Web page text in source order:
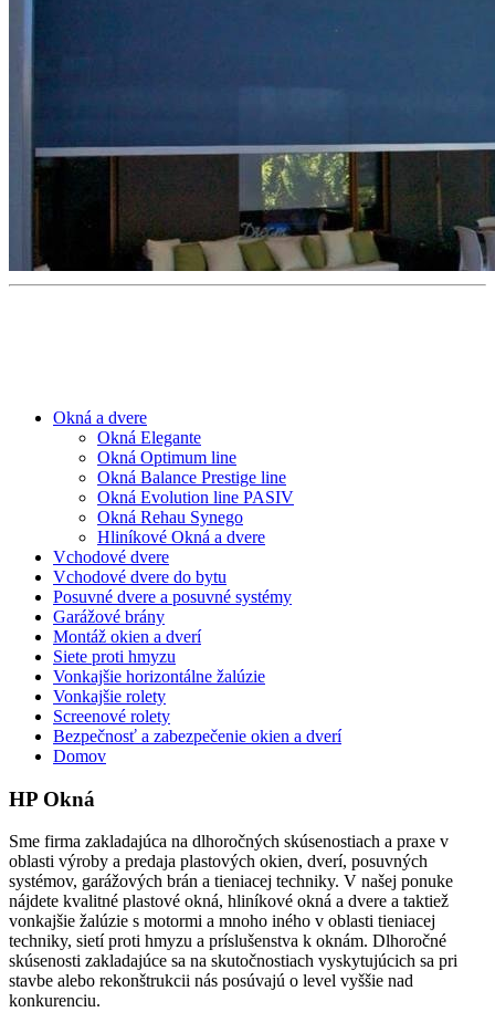
Okná a dvere
Okná Elegante
Okná Optimum line
Okná Balance Prestige line
Okná Evolution line PASIV
Okná Rehau Synego
Hliníkové Okná a dvere
Vchodové dvere
Vchodové dvere do bytu
Posuvné dvere a posuvné systémy
Garážové brány
Montáž okien a dverí
Siete proti hmyzu
Vonkajšie horizontálne žalúzie
Vonkajšie rolety
Screenové rolety
Bezpečnosť a zabezpečenie okien a dverí
Domov
HP Okná
Sme firma zakladajúca na dlhoročných skúsenostiach a praxe v
oblasti výroby a predaja plastových okien, dverí, posuvných
systémov, garážových brán a tieniacej techniky. V našej ponuke
nájdete kvalitné plastové okná, hliníkové okná a dvere a taktiež
vonkajšie žalúzie s motormi a mnoho iného v oblasti tieniacej
techniky, sietí proti hmyzu a príslušenstva k oknám. Dlhoročné
skúsenosti zakladajúce sa na skutočnostiach vyskytujúcich sa pri
stavbe alebo rekonštrukcii nás posúvajú o level vyššie nad
konkurenciu.